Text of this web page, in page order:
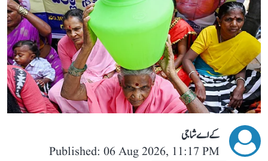
کے اے شاجی
Published: 06 Aug 2026, 11:17 PM